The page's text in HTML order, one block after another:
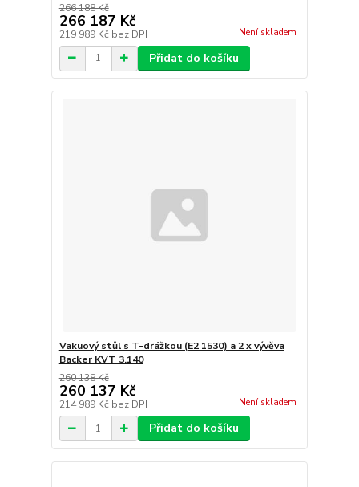
266 188 Kč
266 187 Kč
219 989 Kč bez DPH Není skladem
Přidat do košíku
Vakuový stůl s T-drážkou (E2 1530) a 2 x vývěva
Backer KVT 3.140
260 138 Kč
260 137 Kč
214 989 Kč bez DPH Není skladem
Přidat do košíku